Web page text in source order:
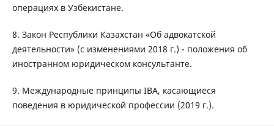
операциях в Узбекистане.
8. Закон Республики Казахстан «Об адвокатской
деятельности» (с изменениями 2018 г.) - положения об
иностранном юридическом консультанте.
9. Международные принципы IBA, касающиеся
поведения в юридической профессии (2019 г.).